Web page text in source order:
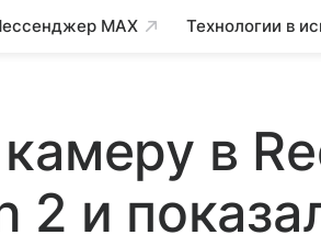
MAX Технологии в
в
2 и